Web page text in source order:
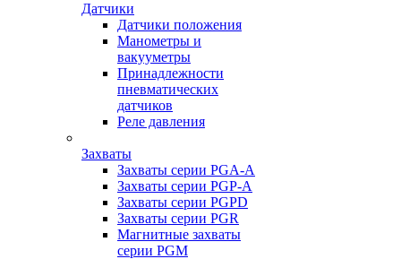
Датчики
Датчики положения
Манометры и
вакууметры
Принадлежности
пневматических
датчиков
Реле давления
Захваты
Захваты серии PGA-A
Захваты серии PGP-A
Захваты серии PGPD
Захваты серии PGR
Магнитные захваты
серии PGM